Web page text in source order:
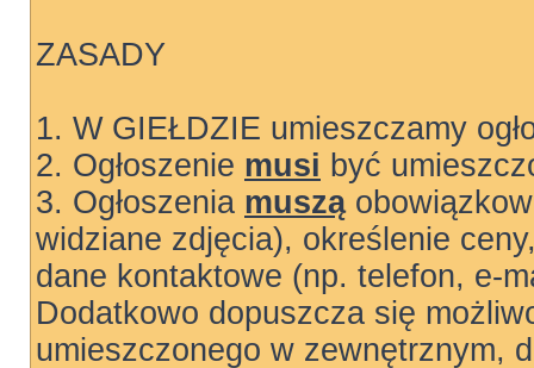
ZASADY
1. W GIEŁDZIE umieszczamy
2. Ogłoszenie musi być
3. Ogłoszenia muszą
widziane zdjęcia), określenie
dane kontaktowe (np. telefon, e-
Dodatkowo dopuszcza się
umieszczonego w zewnętrznym,